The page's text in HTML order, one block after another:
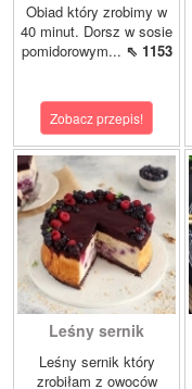
Obiad który zrobimy w
40 minut. Dorsz w sosie
pomidorowym... ⇖ 1153
Zobacz przepis!
Leśny sernik
Leśny sernik który
zrobiłam z owoców